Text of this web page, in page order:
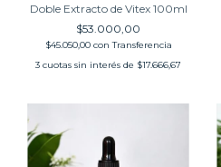
Doble Extracto de Vitex 100ml
$53.000,00
$45.050,00 con Transferencia
3 cuotas sin interés de $17.666,67